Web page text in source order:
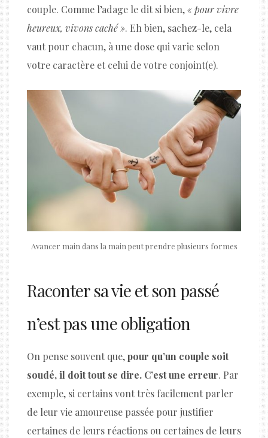
couple. Comme l’adage le dit si bien,« pour vivre
heureux, vivons caché ». Eh bien, sachez-le, cela
vaut pour chacun, à une dose qui varie selon
votre caractère et celui de votre conjoint(e).
Avancer main dans la main peut prendre plusieurs formes
Raconter sa vie et son passé
n’est pas une obligation
On pense souvent que,pour qu’un couple soit
soudé, il doit tout se dire. C’est une erreur. Par
exemple, si certains vont très facilement parler
de leur vie amoureuse passée pour justifier
certaines de leurs réactions ou certaines de leurs